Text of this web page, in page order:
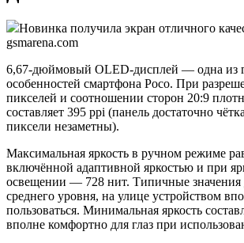
Новинка получила экран отличного
gsmarena.com
6,67-дюймовый OLED-дисплей — одна из
особенностей смартфона Poco. При
пикселей и соотношении сторон 20:9
составляет 395 ppi (панель достаточно
пиксели незаметны).
Максимальная яркость в ручном режиме
включённой адаптивной яркостью и при
освещении — 728 нит. Типичные значения
среднего уровня, на улице устройством
пользоваться. Минимальная яркость
вполне комфортно для глаз при